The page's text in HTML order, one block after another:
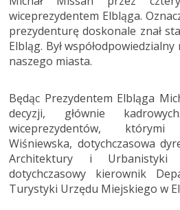
wiceprezydentem Elbląga.
prezydenturę doskonale znał
Elbląg. Był
naszego miasta.
Będąc Prezydentem Elbląga
decyzji, głównie
wiceprezydentów,
Wiśniewska, dotychczasowa
Architektury i
dotychczasowy kierownik
Turystyki Urzędu Miejskiego w